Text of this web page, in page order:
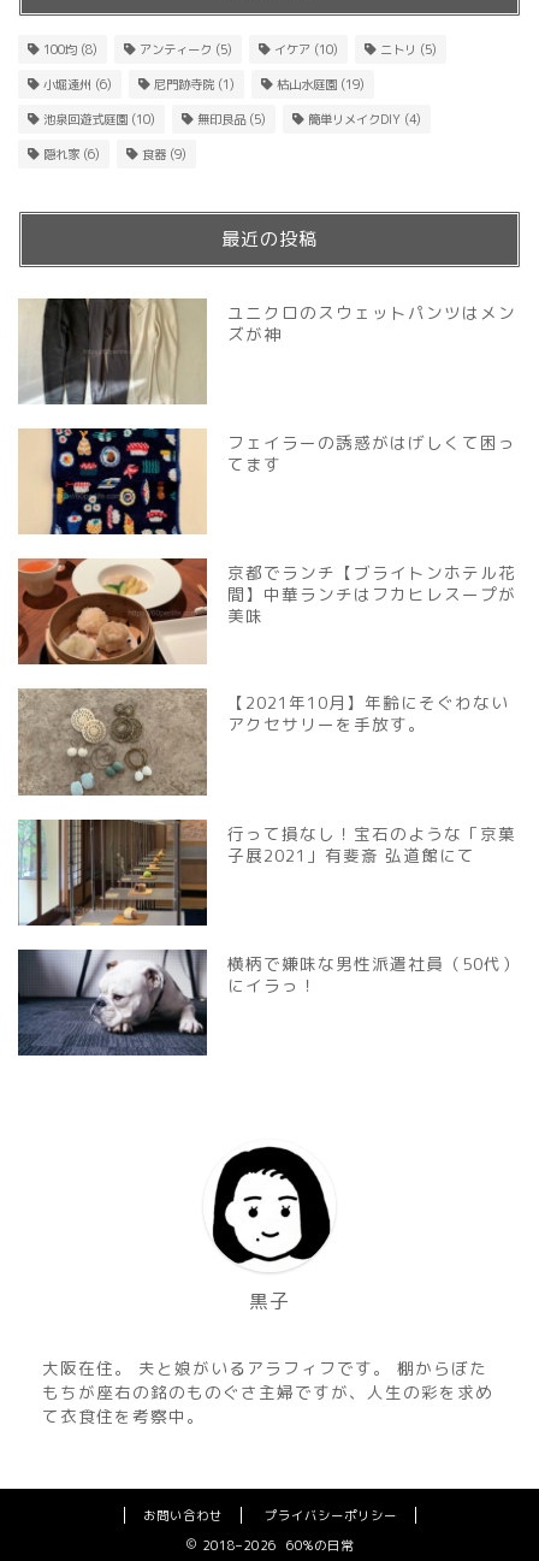
100均 (8) アンティーク (5) イケア (10) ニトリ (5)
小堀遠州 (6) 尼門跡寺院 (1) 枯山水庭園 (19)
池泉回遊式庭園 (10) 無印良品(5) 簡単リメイクDIY (4)
隠れ家 (6) 食器 (9)
最近の投稿
ユニクロのスウェットパンツはメン
ズが神
フェイラーの誘惑がはげしくて困っ
てます
京都でランチ【ブライトンホテル花
間】中華ランチはフカヒレスープが
美味
【2021年10月】年齢にそぐわない
アクセサリーを手放す。
行って損なし！宝石のような「京菓
子展2021」有斐斎 弘道館にて
横柄で嫌味な男性派遣社員（50代）
にイラっ！
黒子
大阪在住。 夫と娘がいるアラフィフです。 棚からぼた
もちが座右の銘のものぐさ主婦ですが、人生の彩を求め
て衣食住を考察中。
お問い合わせ
プライバシーポリシー
2018–2026 60%の日常